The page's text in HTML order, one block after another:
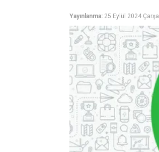
Yayınlanma: 25 Eylül 2024